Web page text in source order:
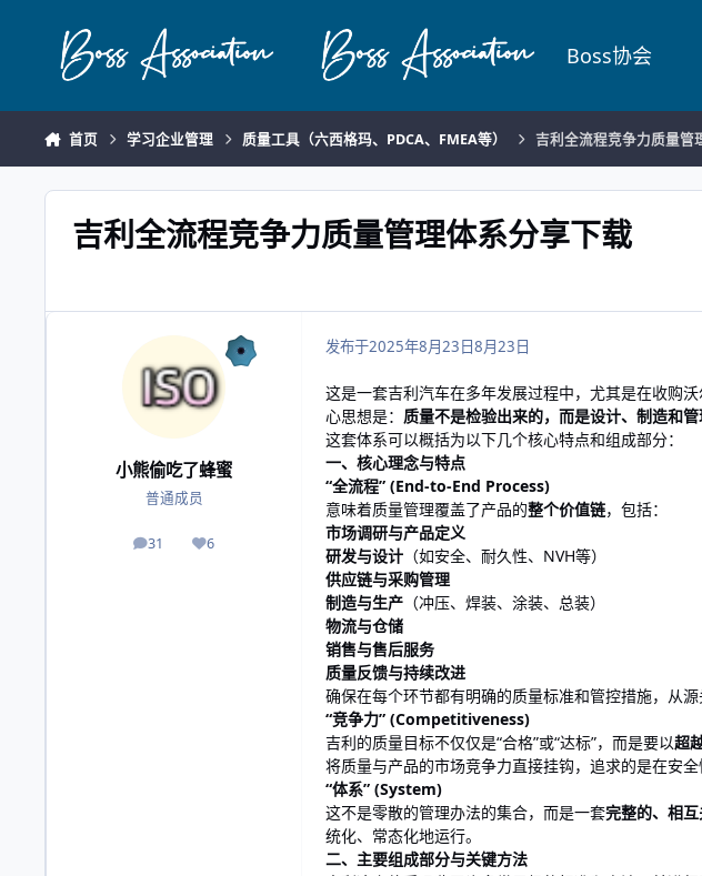
Boss协会
首页 学习企业管理 质量工具（六西格玛、PDCA、FMEA等） 吉利全流程竞争力质量管
吉利全流程竞争力质量管理体系分享下载
小熊偷吃了蜂蜜
普通成员
31
帖子 6
声誉
发布于2025年8月23日8月23日
这是一套吉利汽车在多年发展过程中，尤其是在收购
心思想是： 质量不是检验出来的，而是设计、制造和
这套体系可以概括为以下几个核心特点和组成部分：
一、核心理念与特点
“全流程” (End-to-End Process)
意味着质量管理覆盖了产品的整个价值链，包括：
市场调研与产品定义
研发与设计 （如安全、耐久性、NVH等）
供应链与采购管理
制造与生产 （冲压、焊装、涂装、总装）
物流与仓储
销售与售后服务
质量反馈与持续改进
确保在每个环节都有明确的质量标准和管控措施，从源
“竞争力” (Competitiveness)
吉利的质量目标不仅仅是“合格”或“达标”，而是要以超
将质量与产品的市场竞争力直接挂钩，追求的是在安
“体系” (System)
这不是零散的管理办法的集合，而是一套完整的、相
统化、常态化地运行。
二、主要组成部分与关键方法